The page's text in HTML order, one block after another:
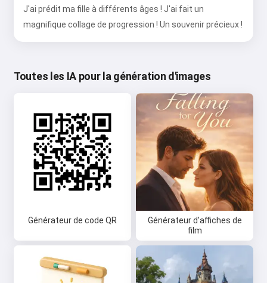
J'ai prédit ma fille à différents âges ! J'ai fait un
magnifique collage de progression ! Un souvenir précieux !
Toutes les IA pour la génération d'images
Générateur de code QR
Générateur d'affiches de
film